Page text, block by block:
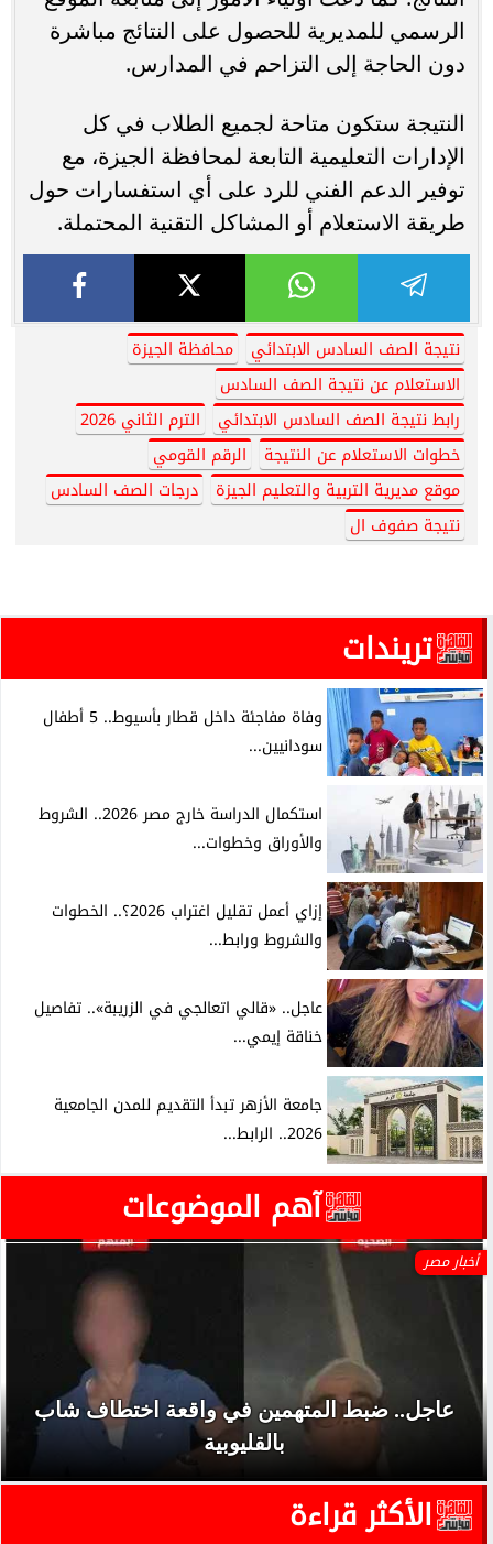
الرسمي للمديرية للحصول على النتائج مباشرة
دون الحاجة إلى التزاحم في المدارس.
النتيجة ستكون متاحة لجميع الطلاب في كل
الإدارات التعليمية التابعة لمحافظة الجيزة، مع
توفير الدعم الفني للرد على أي استفسارات حول
طريقة الاستعلام أو المشاكل التقنية المحتملة.
نتيجة الصف السادس الابتدائي
محافظة الجيزة
الاستعلام عن نتيجة الصف السادس
رابط نتيجة الصف السادس الابتدائي
الترم الثاني 2026
خطوات الاستعلام عن النتيجة
الرقم القومي
موقع مديرية التربية والتعليم الجيزة
درجات الصف السادس
نتيجة صفوف ال
تريندات
وفاة مفاجئة داخل قطار بأسيوط.. 5 أطفال
سودانيين...
استكمال الدراسة خارج مصر 2026.. الشروط
والأوراق وخطوات...
إزاي أعمل تقليل اغتراب 2026؟.. الخطوات
والشروط ورابط...
عاجل.. «قالي اتعالجي في الزريبة».. تفاصيل
خناقة إيمي...
جامعة الأزهر تبدأ التقديم للمدن الجامعية
2026.. الرابط...
آهم الموضوعات
أخبار مصر
عاجل.. ضبط المتهمين في واقعة اختطاف شاب
بالقليوبية
الأكثر قراءة